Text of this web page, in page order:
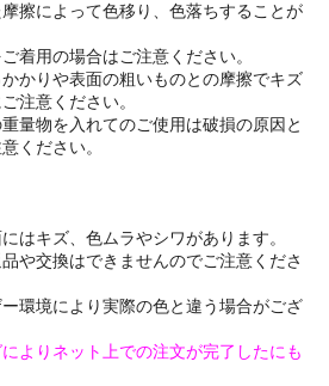
擦によって色移り、色落ちすることが
着用の場合はご注意ください。
かりや表面の粗いものとの摩擦でキズ
注意ください。
量物を入れてのご使用は破損の原因と
ください。
はキズ、色ムラやシワがあります。
や交換はできませんのでご注意くださ
環境により実際の色と違う場合がござ
よりネット上での注文が完了したにも